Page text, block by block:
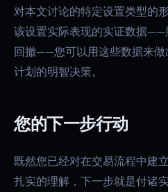
对本文讨论的特定设置类型的
该设置实际表现的实证数据——
回撤——您可以用这些数据来做
计划的明智决策。
您的下一步行动
既然您已经对在交易流程中建
扎实的理解，下一步就是付诸